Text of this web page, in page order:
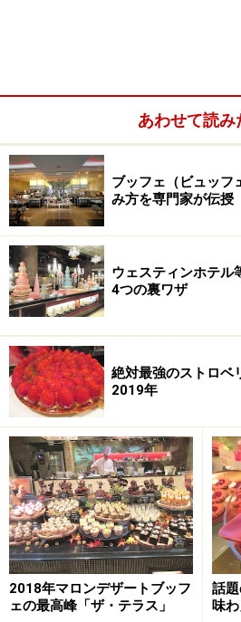
デザートアトリエ
ザ・テラス デザートアトリエ
チーズケーキ、リンゴとゴ
ー、マロンとカシスのバルケ
ラリネのミルクチョコムース
ムース、レモンのクレーム
リームタルト、洋ナシのババ
茶のシュークリーム、カボチ
ショートケーキ、ラズベリー
クリーム、ドーム ショコラ
セロラのゼリー、リンゴとレ
アイスクリーム
バニラ、チョコレート、抹茶
シャーベット
フリュイルージュ、りんご
ゆずヨーグルト、パッション
あわせて読み
ブッフェ（ビュッフ
み方を専門家が伝授
ウェスティンホテル
4つの裏ワザ
絶対最強のストロベ
2019年
2018年マロンデザートブッフ
ェの最高峰「ザ・テラス」
話
味